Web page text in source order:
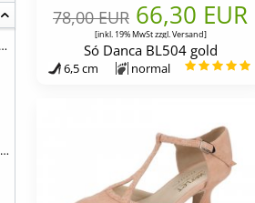
78,00 EUR 66,30 EUR
[inkl. 19% MwSt zzgl. Versand]
Só Danca BL504 gold
6,5 cm normal